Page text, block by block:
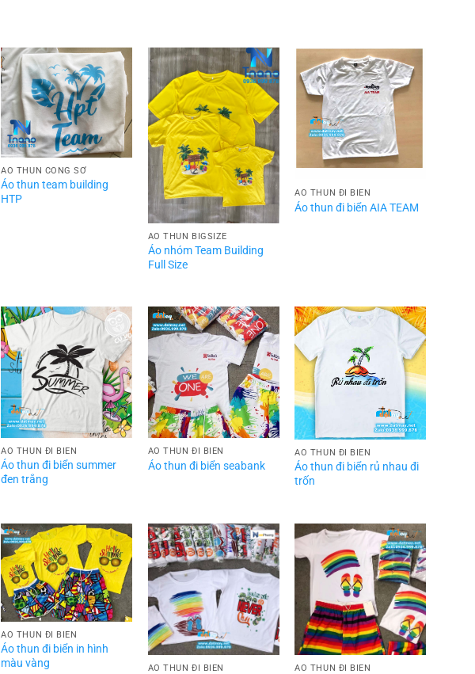
ÁO THUN CÔNG SỞ
Áo thun team building
HTP
ÁO THUN BIGSIZE
Áo nhóm Team Building
Full Size
ÁO THUN ĐI BIỂN
Áo thun đi biển AIA TEAM
ÁO THUN ĐI BIỂN
Áo thun đi biển summer
đen trắng
ÁO THUN ĐI BIỂN
Áo thun đi biển seabank
ÁO THUN ĐI BIỂN
Áo thun đi biển rủ nhau đi
trốn
ÁO THUN ĐI BIỂN
Áo thun đi biển in hình
màu vàng
ÁO THUN ĐI BIỂN ÁO THUN ĐI BIỂN